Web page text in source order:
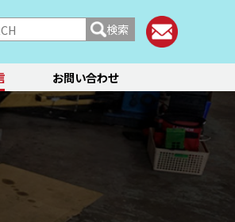
検索
イル交換
か月点検/24か月点検
テージ3／リフレッシュ
ルト
ブレーキ
適装備
タカー
お問い合わせ